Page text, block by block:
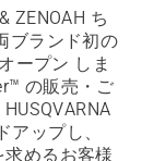
ZENOAH ち
ブランド初の
ープン しま
の販売・ご
アップし、
めるお客様